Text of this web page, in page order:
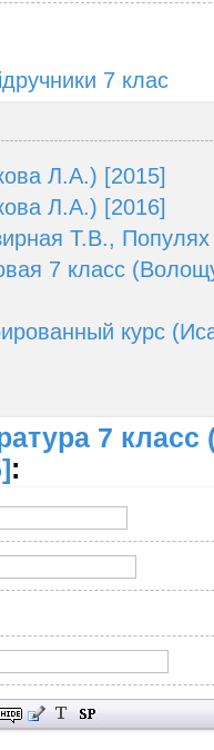
7 клас
Л.А.) [2015]
Л.А.) [2016]
Т.В.,
7 класс
курс
7
: